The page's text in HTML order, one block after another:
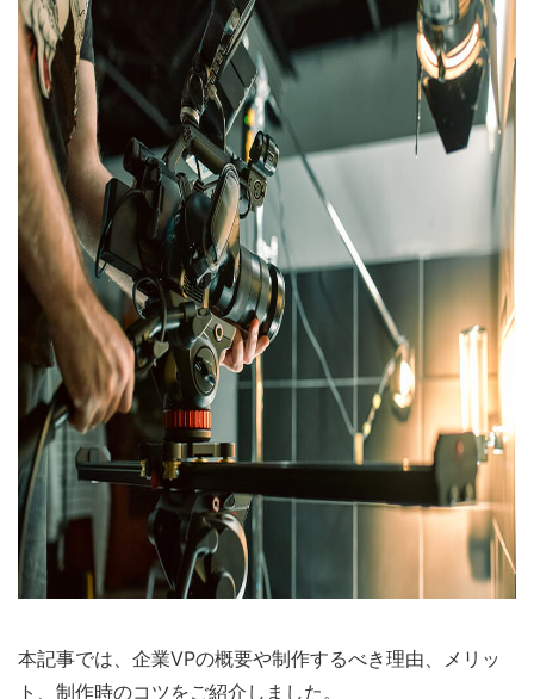
本記事では、企業VPの概要や制作するべき理由、メリッ
ト、制作時のコツをご紹介しました。